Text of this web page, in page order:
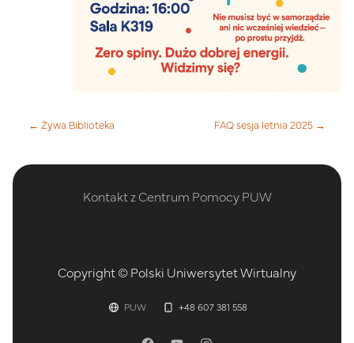
← Żywa Biblioteka FAQ sesja letnia 2025 →
Kontakt z Centrum Pomocy PUW
Copyright © Polski Uniwersytet Wirtualny
PUW +48 607 381 558